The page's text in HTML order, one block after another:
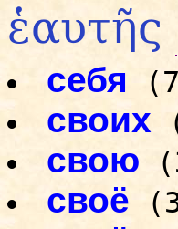
ἑαυτῆς
себя
своих
свою
своё